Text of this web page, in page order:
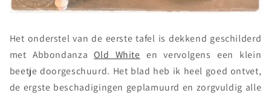
Het onderstel van de eerste tafel is dekkend geschilderd
met AbbondanzaOld White en vervolgens een klein
beetje doorgeschuurd. Het blad heb ik heel goed ontvet,
de ergste beschadigingen geplamuurd en zorgvuldig alle